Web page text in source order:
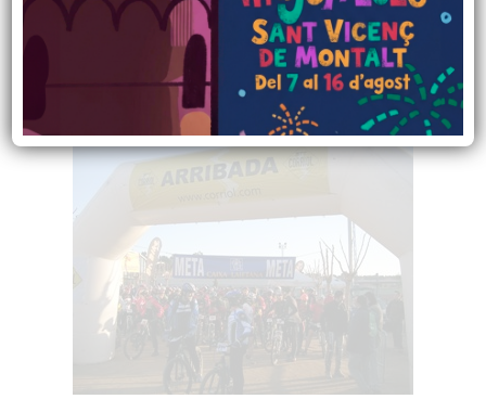
participants a la 7a
Montaltbike B.T.T.